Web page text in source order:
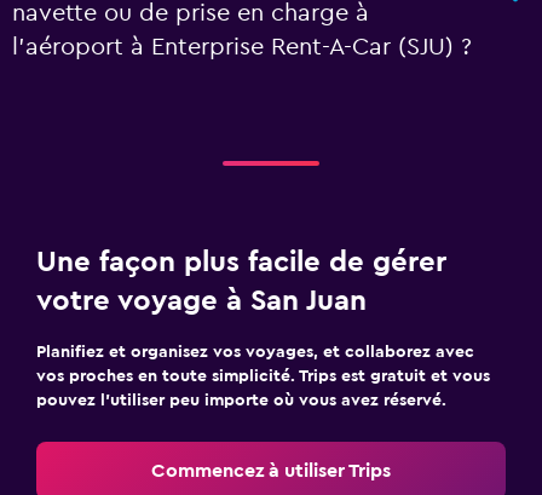
navette ou de prise en charge à
l’aéroport à Enterprise Rent-A-Car (SJU) ?
Une façon plus facile de gérer
votre voyage à San Juan
Planifiez et organisez vos voyages, et collaborez avec
vos proches en toute simplicité. Trips est gratuit et vous
pouvez l’utiliser peu importe où vous avez réservé.
Commencez à utiliser Trips